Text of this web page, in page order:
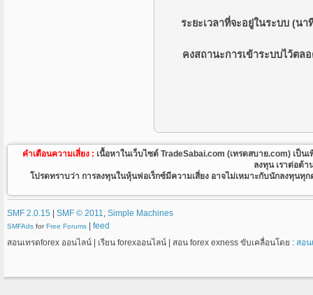
ระยะเวลาที่จะอยู่ในระบบ (นา
คงสถานะการเข้าระบบไว้ตล
คำเตือนความเสี่ยง : เนื้อหาในเว็บไซต์ TradeSabai.com (เทรดสบาย.com) เป็
ลงทุน เราต่อต้
โปรดทราบว่า การลงทุนในหุ้นฟอเร็กซ์มีความเสี่ยง อาจไม่เหมาะกับนักลงทุน
SMF 2.0.15 | SMF © 2011 Simple Machines
SMFAds forFree Forums | feed
สอนเทรดforex ออนไลน์ | เรียน forexออนไลน์ | สอน forex exness ขับเคลื่อนโดย : สอน